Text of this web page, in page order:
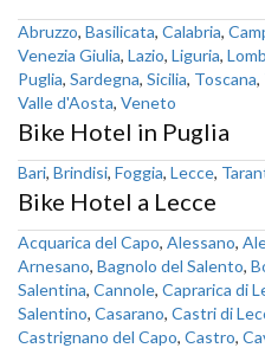
Abruzzo, Basilicata, Calabria,
Venezia Giulia, Lazio, Liguria,
Puglia, Sardegna, Sicilia, Toscana,
Valle d'Aosta, Veneto
Bike Hotel in Puglia
Bari, Brindisi, Foggia, Lecce,
Bike Hotel a Lecce
Acquarica del Capo, Alessano,
Arnesano, Bagnolo del Salento,
Salentina, Cannole, Caprarica di
Salentino, Casarano, Castri di
Castrignano del Capo, Castro,